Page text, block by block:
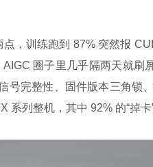
点，训练跑到 87% 突然报
AIGC 圈子里几乎隔两天就刷
号完整性、固件版本三角锁
系列整机，其中 92% 的“掉